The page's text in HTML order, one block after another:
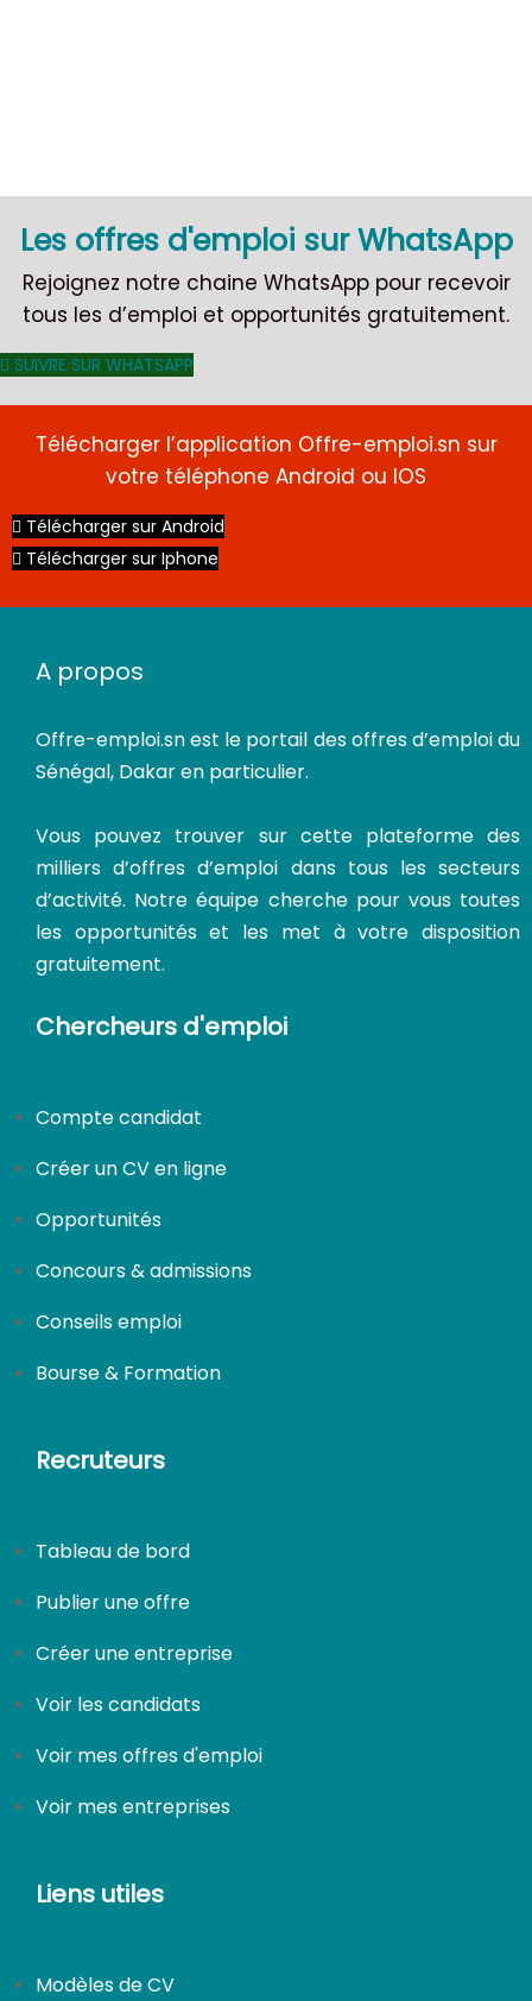
CDI
Les offres d'emploi sur WhatsApp
Rejoignez notre chaine WhatsApp pour recevoir
tous les d’emploi et opportunités gratuitement.
SUIVRE SUR WHATSAPP
Télécharger l’application Offre-emploi.sn sur
votre téléphone Android ou IOS
Télécharger sur Android
Télécharger sur Iphone
A propos
Offre-emploi.snest le portail des offres d’emploi du
Sénégal, Dakar en particulier.
Vous pouvez trouver sur cette plateforme des
milliers d’offres d’emploi dans tous les secteurs
d’activité. Notre équipe cherche pour vous toutes
les opportunités et les met à votre disposition
gratuitement.
Chercheurs d'emploi
Compte candidat
Créer un CV en ligne
Opportunités
Concours & admissions
Conseils emploi
Bourse & Formation
Recruteurs
Tableau de bord
Publier une offre
Créer une entreprise
Voir les candidats
Voir mes offres d'emploi
Voir mes entreprises
Liens utiles
Modèles de CV